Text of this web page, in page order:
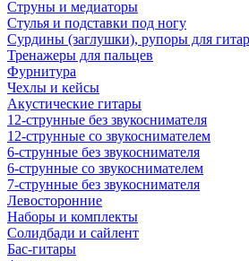
Струны и медиаторы
Стулья и подставки под ногу
Сурдины (заглушки), рупоры для гитар
Тренажеры для пальцев
Фурнитура
Чехлы и кейсы
Акустические гитары
12-струнные без звукоснимателя
12-струнные со звукоснимателем
6-струнные без звукоснимателя
6-струнные со звукоснимателем
7-струнные без звукоснимателя
Левосторонние
Наборы и комплекты
Солидбади и сайлент
Бас-гитары